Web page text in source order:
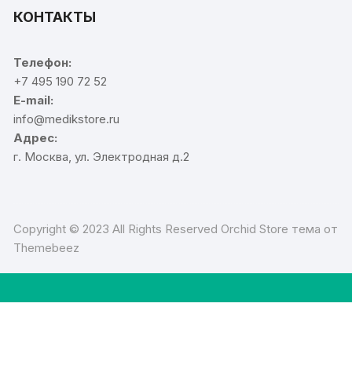
КОНТАКТЫ
Телефон:
+7 495 190 72 52
E-mail:
info@medikstore.ru
Адрес:
г. Москва, ул. Электродная д.2
Copyright © 2023 All Rights Reserved Orchid Store тема от
Themebeez